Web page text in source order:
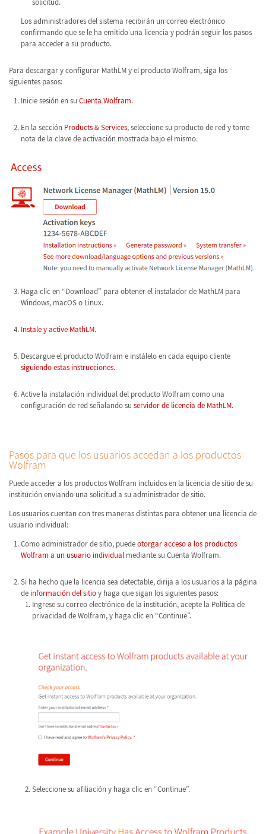
Los administradores del sistema recibirán un correo electrónico
confirmando que se le ha emitido una licencia y podrán seguir los pasos
para acceder a su producto.
Para descargar y configurar MathLM y el producto Wolfram, siga los
siguientes pasos:
Inicie sesión en su Cuenta Wolfram.
En la sección Products & Services, seleccione su producto de red y tome
nota de la clave de activación mostrada bajo el mismo.
Haga clic en “Download” para obtener el instalador de MathLM para
Windows, macOS o Linux.
Instale y active MathLM.
Descargue el producto Wolfram e instálelo en cada equipo cliente
siguiendo estas instrucciones.
Active la instalación individual del producto Wolfram como una
configuración de red señalando su servidor de licencia de MathLM.
Pasos para que los usuarios accedan a los productos
Wolfram
Puede acceder a los productos Wolfram incluidos en la licencia de sitio de su
institución enviando una solicitud a su administrador de sitio.
Los usuarios cuentan con tres maneras distintas para obtener una licencia de
usuario individual:
Como administrador de sitio, puedeotorgar acceso a los productos
Wolfram a un usuario individual mediante su Cuenta Wolfram.
Si ha hecho que la licencia sea detectable, dirija a los usuarios a la página
de información del sitioy haga que sigan los siguientes pasos:
Ingrese su correo electrónico de la institución, acepte la Política de
privacidad de Wolfram, y haga clic en “Continue”.
Seleccione su afiliación y haga clic en “Continue”.